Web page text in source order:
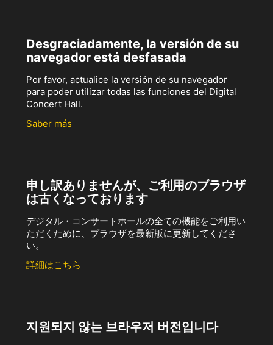
Desgraciadamente, la versión de su
navegador está desfasada
Por favor, actualice la versión de su navegador
para poder utilizar todas las funciones del Digital
Concert Hall.
Saber más
申し訳ありませんが、ご利用のブラウザ
は古くなっております
デジタル・コンサートホールの全ての機能をご利用い
ただくために、ブラウザを最新版に更新してくださ
い。
詳細はこちら
지원되지 않는 브라우저 버전입니다